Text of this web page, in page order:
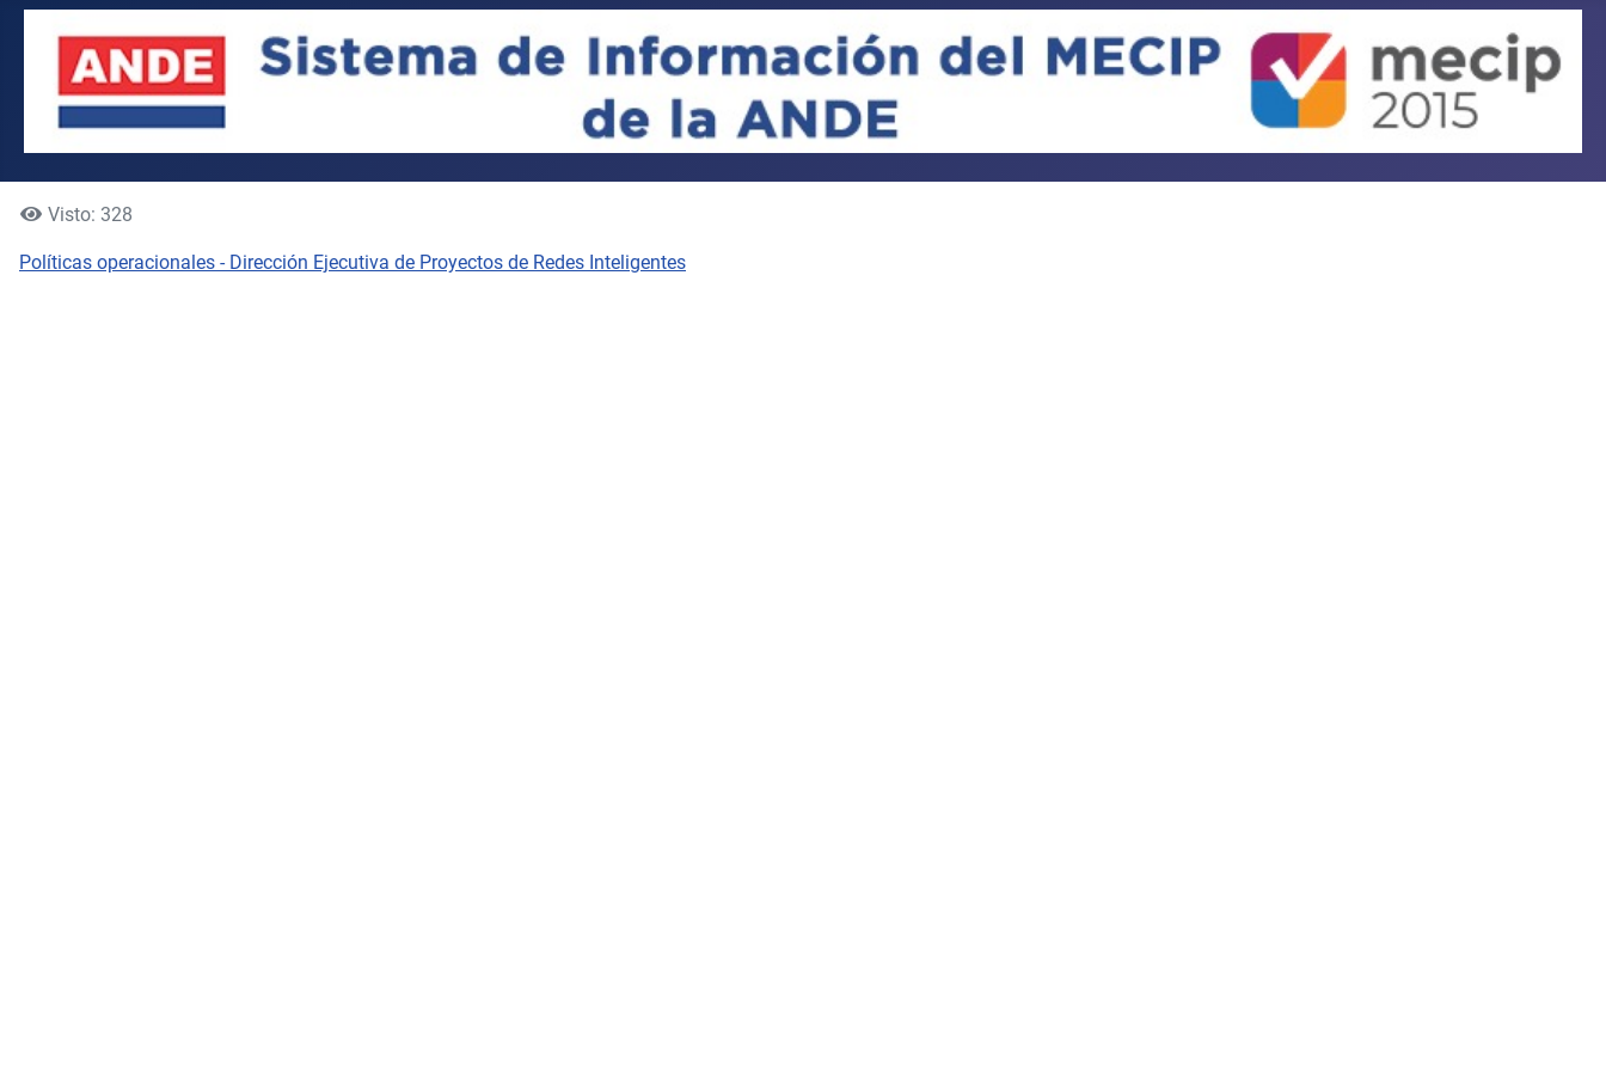
Visto: 328
Políticas operacionales - Dirección Ejecutiva de Proyectos de Redes Inteligentes